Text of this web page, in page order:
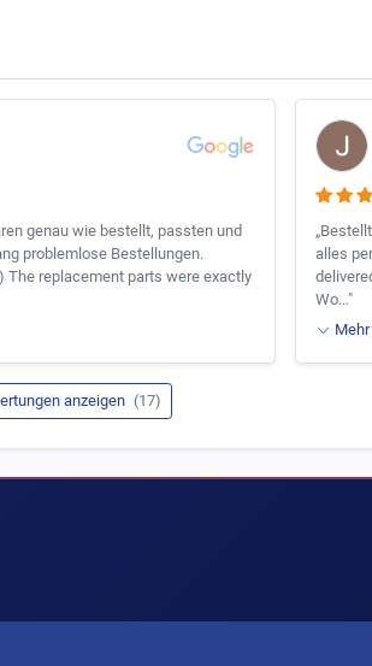
genau wie bestellt, passten und
problemlose Bestellungen.
The replacement parts were exactly
alles
Wo…"
anzeigen (17)